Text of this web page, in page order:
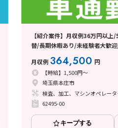
【紹介案件】月収例36万円以
替/長期休暇あり/未経験者大歓
月収例 364,500 円
【時給】1,500円～
埼玉県本庄市
検査、加工、マシンオペレータ
62495-00
キープする